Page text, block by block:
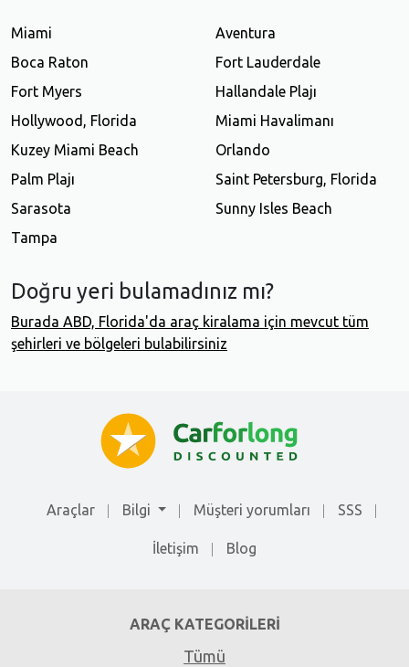
Miami
Aventura
Boca Raton
Fort Lauderdale
Fort Myers
Hallandale Plajı
Hollywood, Florida
Miami Havalimanı
Kuzey Miami Beach
Orlando
Palm Plajı
Saint Petersburg, Florida
Sarasota
Sunny Isles Beach
Tampa
Doğru yeri bulamadınız mı?
Burada ABD, Florida'da araç kiralama için mevcut tüm
şehirleri ve bölgeleri bulabilirsiniz
Araçlar Bilgi Müşteri yorumları SSS
İletişim Blog
ARAÇ KATEGORILERI
Tümü